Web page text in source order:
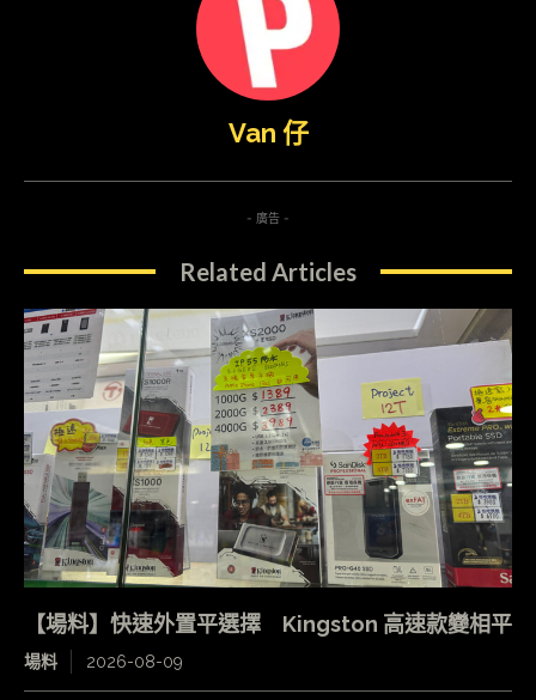
Van 仔
- 廣告 -
Related Articles
【場料】快速外置平選擇 Kingston 高速款變相平
場料 2026-08-09